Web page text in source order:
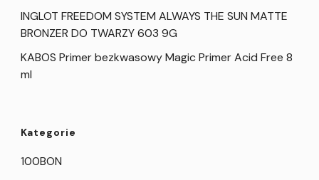
INGLOT FREEDOM SYSTEM ALWAYS THE SUN MATTE
BRONZER DO TWARZY 603 9G
KABOS Primer bezkwasowy Magic Primer Acid Free 8
ml
Kategorie
100BON